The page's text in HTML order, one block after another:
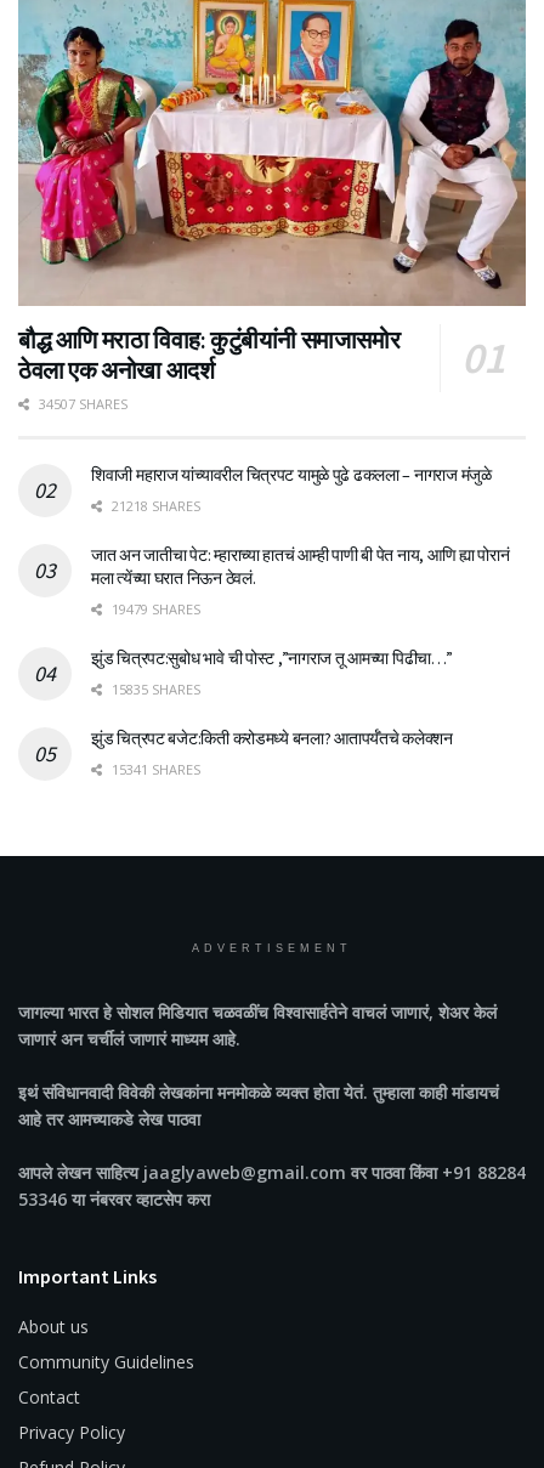
बौद्ध आणि मराठा विवाह: कुटुंबीयांनी समाजासमोर
ठेवला एक अनोखा आदर्श
34507 SHARES
शिवाजी महाराज यांच्यावरील चित्रपट यामुळे पुढे ढकलला – नागराज मंजुळे
21218 SHARES
जात अन जातीचा पेट: म्हाराच्या हातचं आम्ही पाणी बी पेत नाय, आणि ह्या पोरानं
मला त्येंच्या घरात निऊन ठेवलं.
19479 SHARES
झुंड चित्रपट:सुबोध भावे ची पोस्ट ,”नागराज तू आमच्या पिढीचा…”
15835 SHARES
झुंड चित्रपट बजेट:किती करोडमध्ये बनला? आतापर्यँतचे कलेक्शन
15341 SHARES
ADVERTISEMENT
जागल्या भारतहे सोशल मिडियात चळवळींच विश्वासार्हतेने वाचलं जाणारं, शेअर केलं
जाणारं अन चर्चीलं जाणारं माध्यम आहे.
इथं संविधानवादी विवेकी लेखकांना मनमोकळे व्यक्त होता येतं. तुम्हाला काही मांडायचं
आहे तर आमच्याकडे लेख पाठवा
आपले लेखन साहित्य jaaglyaweb@gmail.com वर पाठवा किंवा +91 88284
53346 या नंबरवर व्हाटसेप करा
Important Links
About us
Community Guidelines
Contact
Privacy Policy